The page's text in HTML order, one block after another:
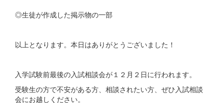
◎生徒が作成した掲示物の一部
以上となります。本日はありがとうございました！
入学試験前最後の入試相談会が１２月２日に行われます。
受験生の方で不安がある方、相談されたい方、ぜひ入試相談
会にお越しください。